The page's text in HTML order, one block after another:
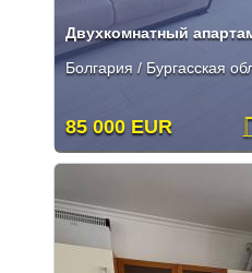
Болгария / Бургасская
85 000 EUR